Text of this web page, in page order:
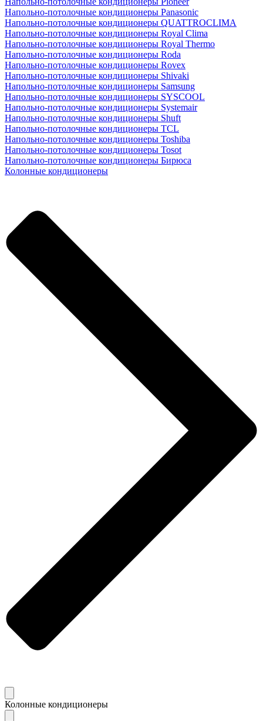
Напольно-потолочные кондиционеры Panasonic
Напольно-потолочные кондиционеры QUATTROCLIMA
Напольно-потолочные кондиционеры Royal Clima
Напольно-потолочные кондиционеры Royal Thermo
Напольно-потолочные кондиционеры Roda
Напольно-потолочные кондиционеры Rovex
Напольно-потолочные кондиционеры Shivaki
Напольно-потолочные кондиционеры Samsung
Напольно-потолочные кондиционеры SYSCOOL
Напольно-потолочные кондиционеры Systemair
Напольно-потолочные кондиционеры Shuft
Напольно-потолочные кондиционеры TCL
Напольно-потолочные кондиционеры Toshiba
Напольно-потолочные кондиционеры Tosot
Напольно-потолочные кондиционеры Бирюса
Колонные кондиционеры
Колонные кондиционеры